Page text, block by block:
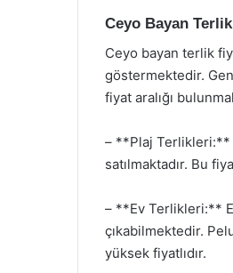
Ceyo Bayan
Ceyo bayan terlik
göstermektedir.
fiyat aralığı
– **Plaj Terlikleri:**
satılmaktadır. Bu
– **Ev Terlikleri:**
çıkabilmektedir.
yüksek fiyatlıdır.